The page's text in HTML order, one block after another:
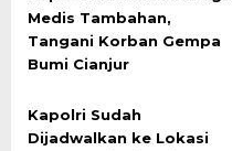
Medis Tambahan,
Tangani Korban Gempa
Bumi Cianjur
Kapolri Sudah
Dijadwalkan ke Lokasi